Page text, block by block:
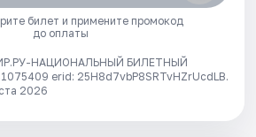
билет и примените промокод
до оплаты
НАЦИОНАЛЬНЫЙ БИЛЕТНЫЙ
erid: 25H8d7vbP8SRTvHZrUcdLB.
2026